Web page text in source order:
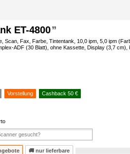
ET-4800
Scan, Fax, Farbe, Tintentank, 10,0 ipm, 5,0 ipm
ADF (30 Blatt), ohne Kassette, Display (3,7 cm),
Vorstellung Cashback 50 €
🚚 nur lieferbare